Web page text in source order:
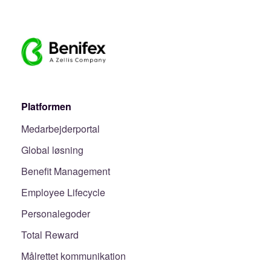
Platformen
Medarbejderportal
Global løsning
Benefit Management
Employee Lifecycle
Personalegoder
Total Reward
Målrettet kommunikation